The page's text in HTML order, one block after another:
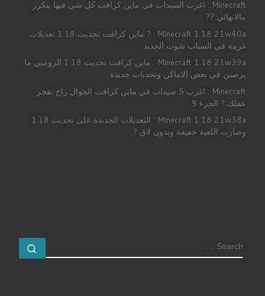
Minecraft : اغرب السيدات في ماين كرافت كل شي فيها يتكرر
مالانهائي ??
Minecraft 1.18 21w40a : ? ماين كرافت تحديث 1.18 تعديلات
غريبة في السناب شوت الجديد
Minecraft 1.18 21w39a : ماين كرافت تحديث 1.18 الزومبي ما
يرصبن في بعض الاماكن وتحديات جديدة
Minecraft : اغرب 5 سيدات في ماين كرافت الجوال راح تفجر
عقلك ? الجزء 9
Minecraft 1.18 21w38a : التعديلات الجدبدة على تحديث 1.18
وصارت اللعبة خفيفة وبدون لاق ?
SEARCH